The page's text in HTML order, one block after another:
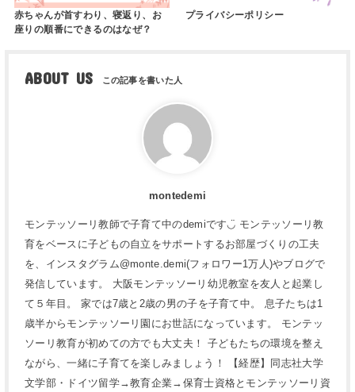
赤ちゃんが首すわり、寝返り、お
座りの順番にできるのはなぜ？
プライバシーポリシー
ABOUT US
montedemi
モンテッソーリ教師で子育て中のdemiです◡̈ モンテッソーリ教
育をベースに子どもの自立をサポートするお部屋づくりの工夫
を、インスタグラム@monte.demi(フォロワー1万人)やブログで
発信しています。 大阪モンテッソーリ幼児教室を友人と起業し
て５年目。 家では7歳と2歳の男の子を子育て中。 息子たちは1
歳半からモンテッソーリ園にお世話になっています。 モンテッ
ソーリ教育が初めての方でも大丈夫！ 子どもたちの環境を整え
ながら、一緒に子育てを楽しみましょう！ 【経歴】同志社大学
文学部・ドイツ留学→教育企業→保育士資格とモンテッソーリ資